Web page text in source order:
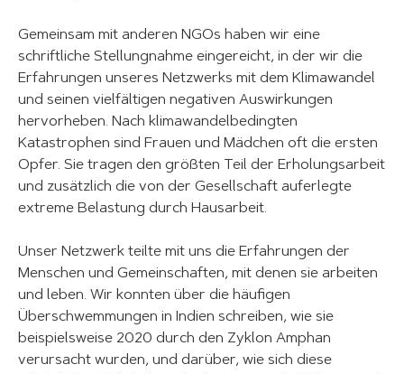
Gemeinsam mit anderen NGOs haben wir eine
schriftliche Stellungnahme eingereicht, in der wir die
Erfahrungen unseres Netzwerks mit dem Klimawandel
und seinen vielfältigen negativen Auswirkungen
hervorheben. Nach klimawandelbedingten
Katastrophen sind Frauen und Mädchen oft die ersten
Opfer. Sie tragen den größten Teil der Erholungsarbeit
und zusätzlich die von der Gesellschaft auferlegte
extreme Belastung durch Hausarbeit.
Unser Netzwerk teilte mit uns die Erfahrungen der
Menschen und Gemeinschaften, mit denen sie arbeiten
und leben. Wir konnten über die häufigen
Überschwemmungen in Indien schreiben, wie sie
beispielsweise 2020 durch den Zyklon Amphan
verursacht wurden, und darüber, wie sich diese